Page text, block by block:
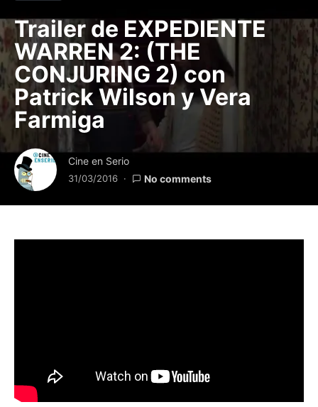
Trailer de EXPEDIENTE
WARREN 2: (THE
CONJURING 2) con
Patrick Wilson y Vera
Farmiga
Cine en Serio
31/03/2016 No comments